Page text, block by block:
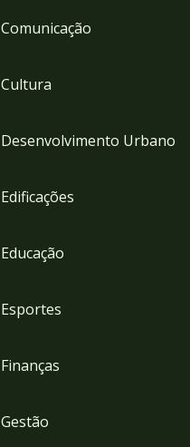
Comunicação
Cultura
Desenvolvimento Urbano
Edificações
Educação
Esportes
Finanças
Gestão